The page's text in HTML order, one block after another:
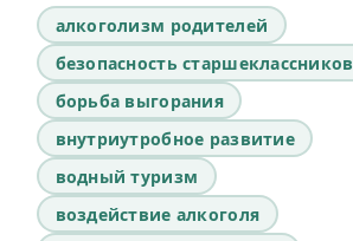
алкоголизм родителей
безопасность старшеклассников
борьба выгорания
внутриутробное развитие
водный туризм
воздействие алкоголя